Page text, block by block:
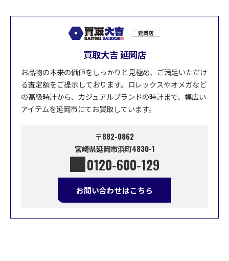
買取大吉 延岡店
お品物の本来の価値をしっかりと見極め、ご満足いただけ
る査定額をご提示しております。ロレックスやオメガなど
の高級時計から、カジュアルブランドの時計まで、幅広い
アイテムを延岡市にてお買取しています。
〒882-0862
宮崎県延岡市浜町4830-1
0120-600-129
お問い合わせはこちら